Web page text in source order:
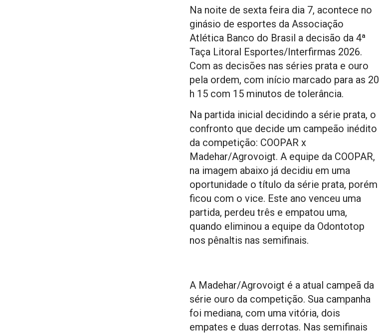
Na noite de sexta feira dia 7, acontece no
ginásio de esportes da Associação
Atlética Banco do Brasil a decisão da 4ª
Taça Litoral Esportes/Interfirmas 2026.
Com as decisões nas séries prata e ouro
pela ordem, com início marcado para as 20
h 15 com 15 minutos de tolerância.
Na partida inicial decidindo a série prata, o
confronto que decide um campeão inédito
da competição: COOPAR x
Madehar/Agrovoigt. A equipe da COOPAR,
na imagem abaixo já decidiu em uma
oportunidade o título da série prata, porém
ficou com o vice. Este ano venceu uma
partida, perdeu três e empatou uma,
quando eliminou a equipe da Odontotop
nos pênaltis nas semifinais.
A Madehar/Agrovoigt é a atual campeã da
série ouro da competição. Sua campanha
foi mediana, com uma vitória, dois
empates e duas derrotas. Nas semifinais